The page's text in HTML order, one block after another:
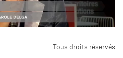
Tous droits réservés